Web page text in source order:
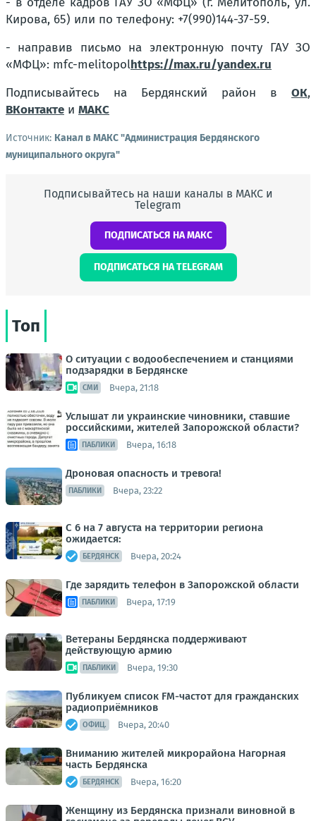
Кирова, 65) или по телефону: +7(990)144-37-59.
- направив письмо на электронную почту ГАУ ЗО
«МФЦ»: mfc-melitopolhttps://max.ru/yandex.ru
Подписывайтесь на Бердянский район в ОК,
ВКонтакте и МАКС
Источник: Канал в МАКС "Администрация Бердянского
муниципального округа"
Подписывайтесь на наши каналы в МАКС и
Telegram
ПОДПИСАТЬСЯ НА МАКС
ПОДПИСАТЬСЯ НА TELEGRAM
Топ
О ситуации с водообеспечением и станциями
подзарядки в Бердянске
СМИ Вчера, 21:18
Услышат ли украинские чиновники, ставшие
российскими, жителей Запорожской области?
ПАБЛИКИ Вчера, 16:18
Дроновая опасность и тревога!
ПАБЛИКИ Вчера, 23:22
С 6 на 7 августа на территории региона
ожидается:
БЕРДЯНСК Вчера, 20:24
Где зарядить телефон в Запорожской области
ПАБЛИКИ Вчера, 17:19
Ветераны Бердянска поддерживают
действующую армию
ПАБЛИКИ Вчера, 19:30
Публикуем список FM-частот для гражданских
радиоприёмников
ОФИЦ. Вчера, 20:40
Вниманию жителей микрорайона Нагорная
часть Бердянска
БЕРДЯНСК Вчера, 16:20
Женщину из Бердянска признали виновной в